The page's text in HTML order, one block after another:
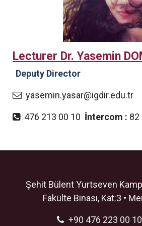
Lecturer Dr. Yasemin
Deputy Director
yasemin.yasar@igdir.edu.tr
476 213 00 10 İntercom : 82
Şehit Bülent Yurtseven
Fakülte Binası, Kat:3 •
+90 476 223 00